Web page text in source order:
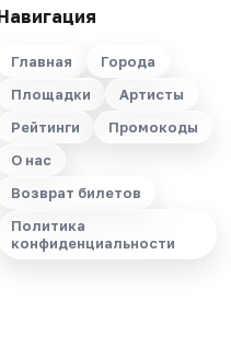
Главная
Города
Площадки
Артисты
Рейтинги
Промокоды
О нас
Возврат билетов
Политика
конфиденциальности